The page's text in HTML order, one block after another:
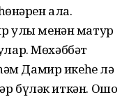
ала.
улы менән матур
Мөхәббәт
Дамир икеһе лә
бүләк иткән. Ошо